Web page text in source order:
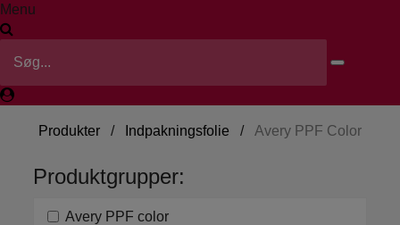
Menu
Produkter/ Indpakningsfolie / Avery PPF Color
Produktgrupper:
Avery PPF color